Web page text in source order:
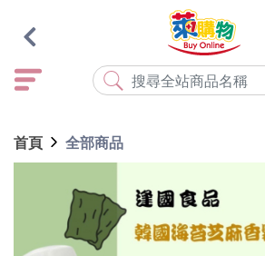
熱門搜尋
紅豆食府
元榆 傘 風扇
箱購 雨衣 颱風
首頁 全部商品